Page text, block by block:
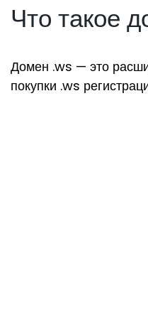
Что такое
Домен .ws — это
покупки .ws